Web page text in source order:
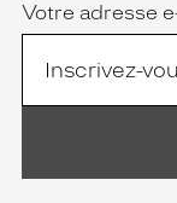
Votre adresse